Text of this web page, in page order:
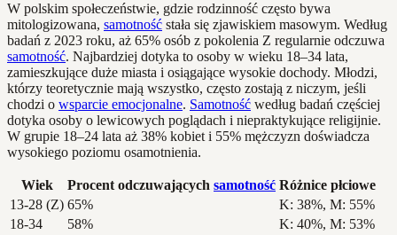
W polskim społeczeństwie, gdzie rodzinność często bywa
mitologizowana, samotność stała się zjawiskiem masowym. Według
badań z 2023 roku, aż 65% osób z pokolenia Z regularnie odczuwa
samotność. Najbardziej dotyka to osoby w wieku 18–34 lata,
zamieszkujące duże miasta i osiągające wysokie dochody. Młodzi,
którzy teoretycznie mają wszystko, często zostają z niczym, jeśli
chodzi o wsparcie emocjonalne. Samotność według badań częściej
dotyka osoby o lewicowych poglądach i niepraktykujące religijnie.
W grupie 18–24 lata aż 38% kobiet i 55% mężczyzn doświadcza
wysokiego poziomu osamotnienia.
Wiek Procent odczuwających samotność Różnice płciowe
13-28 (Z) 65%
K: 38%, M: 55%
18-34
58%
K: 40%, M: 53%